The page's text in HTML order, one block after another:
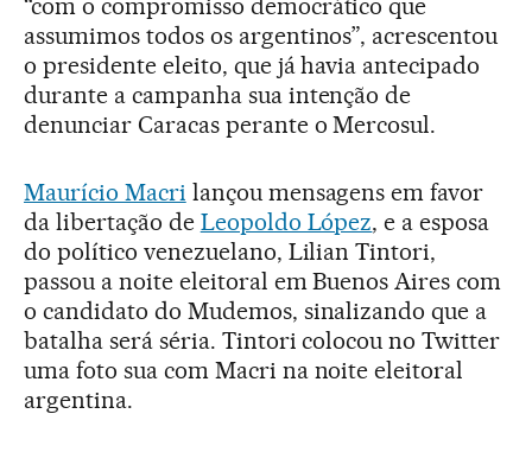
“com o compromisso democrático que
assumimos todos os argentinos”, acrescentou
o presidente eleito, que já havia antecipado
durante a campanha sua intenção de
denunciar Caracas perante o Mercosul.
Maurício Macri lançou mensagens em favor
da libertação de Leopoldo López, e a esposa
do político venezuelano, Lilian Tintori,
passou a noite eleitoral em Buenos Aires com
o candidato do Mudemos, sinalizando que a
batalha será séria. Tintori colocou no Twitter
uma foto sua com Macri na noite eleitoral
argentina.